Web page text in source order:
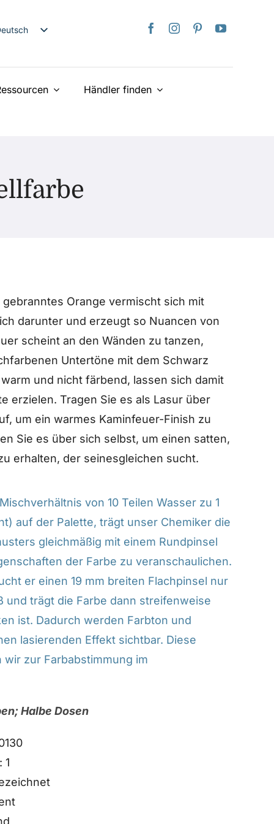
本語
Việt
Händler finden
Orange vermischt sich mit
darunter und erzeugt so Nuancen von
scheint an den Wänden zu tanzen,
Untertöne mit dem Schwarz
und nicht färbend, lassen sich damit
erzielen. Tragen Sie es als Lasur über
um ein warmes Kaminfeuer-Finish zu
Sie es über sich selbst, um einen satten,
erhalten, der seinesgleichen sucht.
von 10 Teilen Wasser zu 1
auf der Palette, trägt unser Chemiker die
gleichmäßig mit einem Rundpinsel
der Farbe zu veranschaulichen.
er einen 19 mm breiten Flachpinsel nur
und trägt die Farbe dann streifenweise
ist. Dadurch werden Farbton und
lasierenden Effekt sichtbar. Diese
zur Farbabstimmung im
Halbe Dosen
1